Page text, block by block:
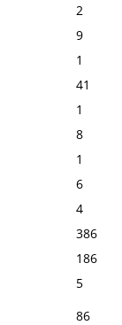
2
9
1
41
1
8
1
6
4
386
186
5
86